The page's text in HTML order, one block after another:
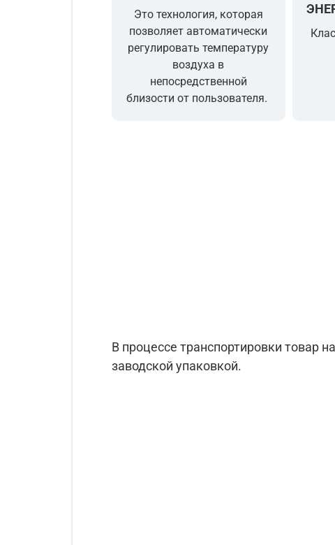
Это технология, которая
позволяет автоматически
регулировать температуру
воздуха в
непосредственной
близости от пользователя.
В процессе транспортировки товар
заводской упаковкой.